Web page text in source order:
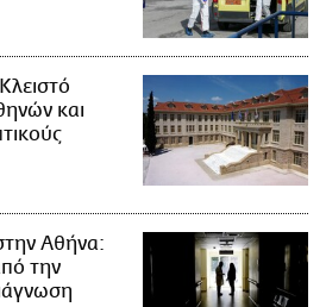
και
Αθήνα:
την